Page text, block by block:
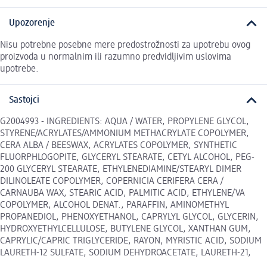
Upozorenje
Nisu potrebne posebne mere predostrožnosti za upotrebu ovog
proizvoda u normalnim ili razumno predvidljivim uslovima
upotrebe.
Sastojci
G2004993 - INGREDIENTS: AQUA / WATER, PROPYLENE GLYCOL,
STYRENE/ACRYLATES/AMMONIUM METHACRYLATE COPOLYMER,
CERA ALBA / BEESWAX, ACRYLATES COPOLYMER, SYNTHETIC
FLUORPHLOGOPITE, GLYCERYL STEARATE, CETYL ALCOHOL, PEG-
200 GLYCERYL STEARATE, ETHYLENEDIAMINE/STEARYL DIMER
DILINOLEATE COPOLYMER, COPERNICIA CERIFERA CERA /
CARNAUBA WAX, STEARIC ACID, PALMITIC ACID, ETHYLENE/VA
COPOLYMER, ALCOHOL DENAT., PARAFFIN, AMINOMETHYL
PROPANEDIOL, PHENOXYETHANOL, CAPRYLYL GLYCOL, GLYCERIN,
HYDROXYETHYLCELLULOSE, BUTYLENE GLYCOL, XANTHAN GUM,
CAPRYLIC/CAPRIC TRIGLYCERIDE, RAYON, MYRISTIC ACID, SODIUM
LAURETH-12 SULFATE, SODIUM DEHYDROACETATE, LAURETH-21,